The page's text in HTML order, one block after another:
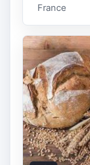
France